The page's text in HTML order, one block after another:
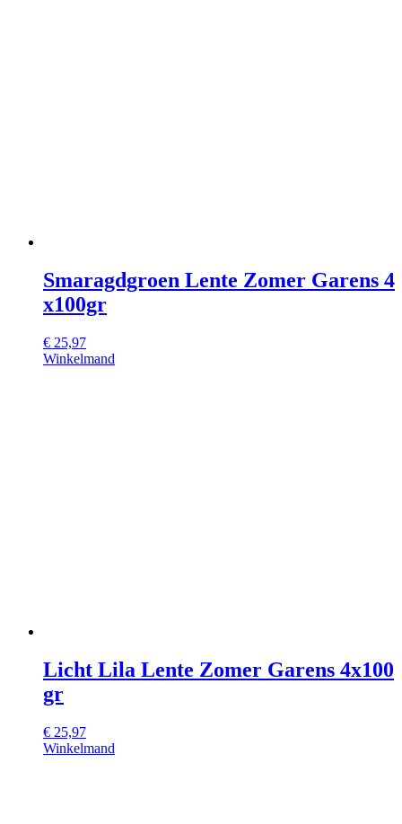
Smaragdgroen Lente Zomer Garens 4
x100gr
€ 25,97
Winkelmand
Licht Lila Lente Zomer Garens 4x100
gr
€ 25,97
Winkelmand